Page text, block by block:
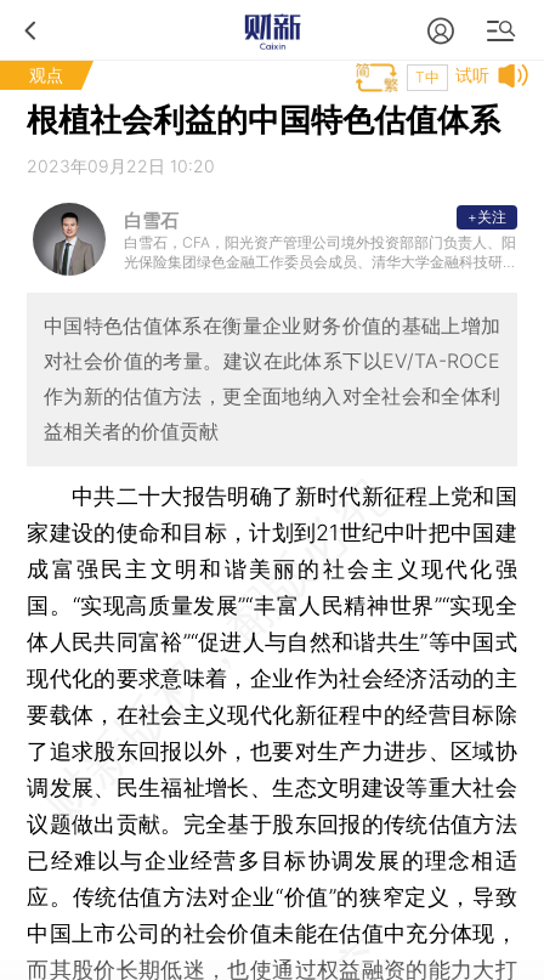
观点 试听
T中
根植社会利益的中国特色估值体系
2023年09月22日 10:20
白雪石
白雪石，CFA，阳光资产管理公司境外投资部部门负责人、阳
光保险集团绿色金融工作委员会成员、清华大学金融科技研
+关注
中国特色估值体系在衡量企业财务价值的基础上增加
对社会价值的考量。建议在此体系下以EV/TA-ROCE
作为新的估值方法，更全面地纳入对全社会和全体利
益相关者的价值贡献
中共二十大报告明确了新时代新征程上党和国
家建设的使命和目标，计划到21世纪中叶把中国建
成富强民主文明和谐美丽的社会主义现代化强
国。“实现高质量发展”“丰富人民精神世界”“实现全
体人民共同富裕”“促进人与自然和谐共生”等中国式
现代化的要求意味着，企业作为社会经济活动的主
要载体，在社会主义现代化新征程中的经营目标除
了追求股东回报以外，也要对生产力进步、区域协
调发展、民生福祉增长、生态文明建设等重大社会
议题做出贡献。完全基于股东回报的传统估值方法
已经难以与企业经营多目标协调发展的理念相适
应。传统估值方法对企业“价值”的狭窄定义，导致
中国上市公司的社会价值未能在估值中充分体现，
而其股价长期低迷，也使通过权益融资的能力大打